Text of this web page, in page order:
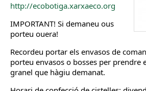
http://ecobotiga.xarxaeco.org
IMPORTANT! Si demaneu ous
porteu ouera!
Recordeu portar els envasos de
porteu envasos o bosses per prendre
granel que hàgiu demanat.